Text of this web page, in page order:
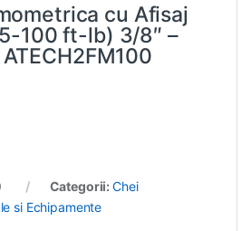
cu Afisaj
100 ft-lb) 3/8″ –
ATECH2FM100
Categorii: Chei
si Echipamente